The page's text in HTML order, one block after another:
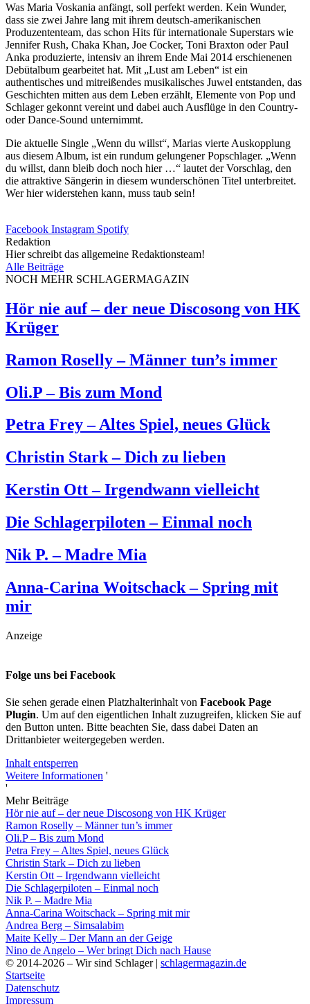
Was Maria Voskania anfängt, soll perfekt werden. Kein Wunder,
dass sie zwei Jahre lang mit ihrem deutsch-amerikanischen
Produzententeam, das schon Hits für internationale Superstars wie
Jennifer Rush, Chaka Khan, Joe Cocker, Toni Braxton oder Paul
Anka produzierte, intensiv an ihrem Ende Mai 2014 erschienenen
Debütalbum gearbeitet hat. Mit „Lust am Leben“ ist ein
authentisches und mitreißendes musikalisches Juwel entstanden, das
Geschichten mitten aus dem Leben erzählt, Elemente von Pop und
Schlager gekonnt vereint und dabei auch Ausflüge in den Country-
oder Dance-Sound unternimmt.
Die aktuelle Single „Wenn du willst“, Marias vierte Auskopplung
aus diesem Album, ist ein rundum gelungener Popschlager. „Wenn
du willst, dann bleib doch noch hier …“ lautet der Vorschlag, den
die attraktive Sängerin in diesem wunderschönen Titel unterbreitet.
Wer hier widerstehen kann, muss taub sein!
Facebook Instagram Spotify
Redaktion
Hier schreibt das allgemeine Redaktionsteam!
Alle Beiträge
NOCH MEHR SCHLAGERMAGAZIN
Hör nie auf – der neue Discosong von HK
Krüger
Ramon Roselly – Männer tun’s immer
Oli.P – Bis zum Mond
Petra Frey – Altes Spiel, neues Glück
Christin Stark – Dich zu lieben
Kerstin Ott – Irgendwann vielleicht
Die Schlagerpiloten – Einmal noch
Nik P. – Madre Mia
Anna-Carina Woitschack – Spring mit
mir
Anzeige
Folge uns bei Facebook
Sie sehen gerade einen Platzhalterinhalt von Facebook Page
Plugin. Um auf den eigentlichen Inhalt zuzugreifen, klicken Sie auf
den Button unten. Bitte beachten Sie, dass dabei Daten an
Drittanbieter weitergegeben werden.
Inhalt entsperren
Weitere Informationen '
'
Mehr Beiträge
Hör nie auf – der neue Discosong von HK Krüger
Ramon Roselly – Männer tun’s immer
Oli.P – Bis zum Mond
Petra Frey – Altes Spiel, neues Glück
Christin Stark – Dich zu lieben
Kerstin Ott – Irgendwann vielleicht
Die Schlagerpiloten – Einmal noch
Nik P. – Madre Mia
Anna-Carina Woitschack – Spring mit mir
Andrea Berg – Simsalabim
Maite Kelly – Der Mann an der Geige
Nino de Angelo – Wer bringt Dich nach Hause
© 2014-2026 – Wir sind Schlager | schlagermagazin.de
Startseite
Datenschutz
Impressum